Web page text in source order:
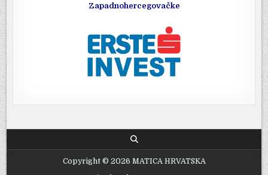
Zapadnohercegovačke
Copyright © 2026 MATICA HRVATSKA